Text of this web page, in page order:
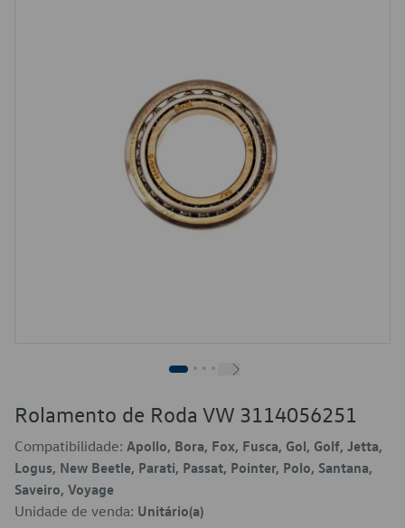
Rolamento de Roda VW 3114056251
Compatibilidade: Apollo, Bora, Fox, Fusca, Gol, Golf, Jetta,
Logus, New Beetle, Parati, Passat, Pointer, Polo, Santana,
Saveiro, Voyage
Unidade de venda: Unitário(a)